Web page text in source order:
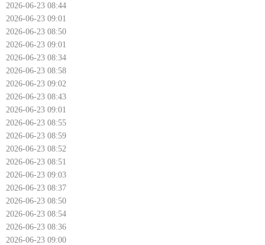
2026-06-23 08:44
2026-06-23 09:01
2026-06-23 08:50
2026-06-23 09:01
2026-06-23 08:34
2026-06-23 08:58
2026-06-23 09:02
2026-06-23 08:43
2026-06-23 09:01
2026-06-23 08:55
2026-06-23 08:59
2026-06-23 08:52
2026-06-23 08:51
2026-06-23 09:03
2026-06-23 08:37
2026-06-23 08:50
2026-06-23 08:54
2026-06-23 08:36
2026-06-23 09:00